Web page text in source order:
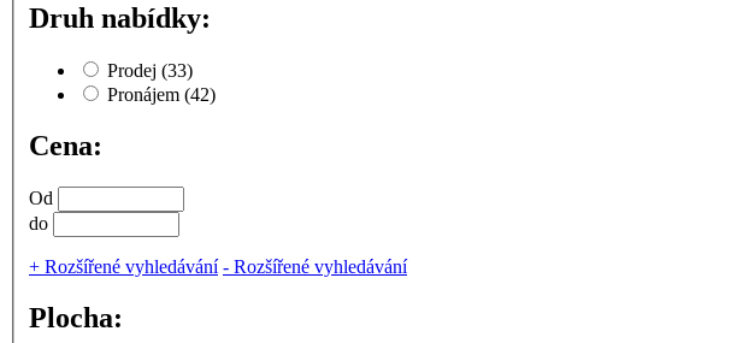
Druh nabídky:
Prodej (33)
Pronájem (42)
Cena:
Od
do
+ Rozšířené vyhledávání - Rozšířené vyhledávání
Plocha: